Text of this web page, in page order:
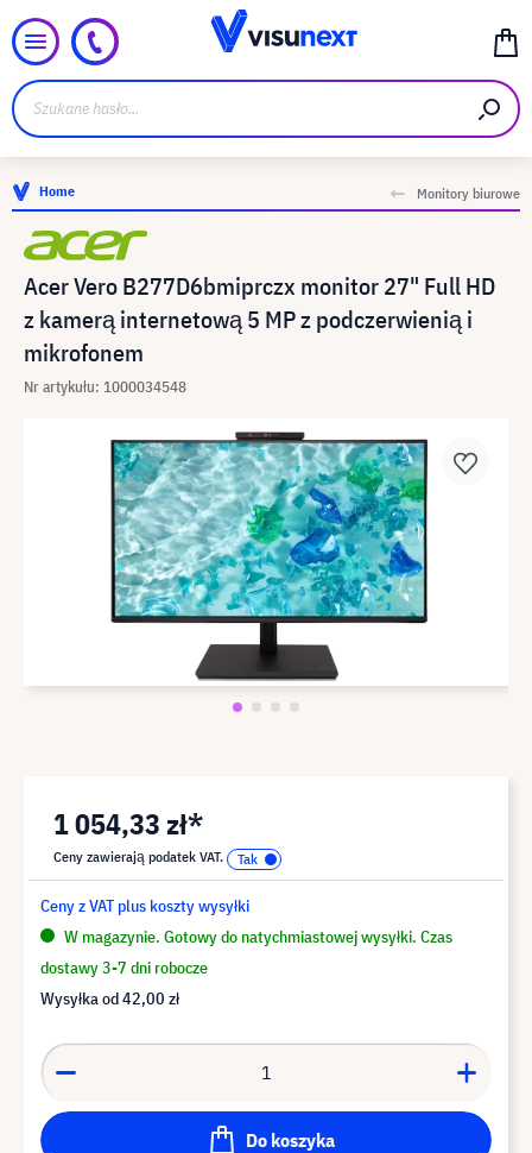
Home Monitory biurowe
Acer Vero B277D6bmiprczx monitor 27" Full HD
z kamerą internetową 5 MP z podczerwienią i
mikrofonem
Nr artykułu: 1000034548
1 054,33 zł*
Ceny zawierają podatek VAT.
Ceny z VAT plus koszty wysyłki
W magazynie. Gotowy do natychmiastowej wysyłki. Czas
dostawy 3-7 dni robocze
Wysyłka od42,00 zł
Do koszyka